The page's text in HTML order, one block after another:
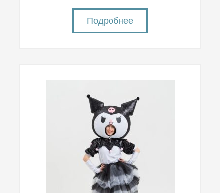
Подробнее